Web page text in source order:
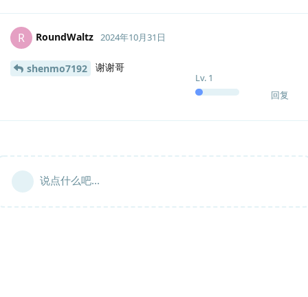
R RoundWaltz
Lv. 1
2024年10月31日
shenmo7192 谢谢哥
回复
说点什么吧...